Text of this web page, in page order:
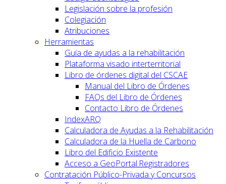
Legislación sobre la profesión
Colegiación
Atribuciones
Herramientas
Guía de ayudas a la rehabilitación
Plataforma visado interterritorial
Libro de órdenes digital del CSCAE
Manual del Libro de Órdenes
FAQs del Libro de Órdenes
Contacto Libro de Órdenes
IndexARQ
Calculadora de Ayudas a la Rehabilitación
Calculadora de la Huella de Carbono
Libro del Edificio Existente
Acceso a GeoPortal.Registradores
Contratación Público-Privada y Concursos